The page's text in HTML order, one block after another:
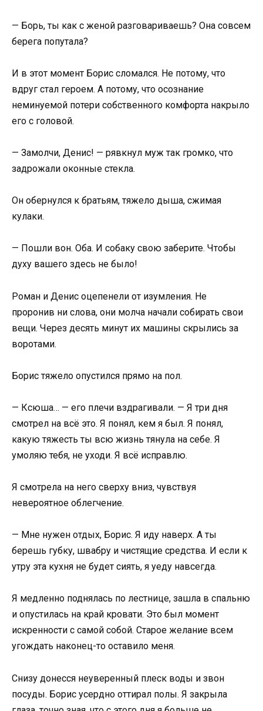
— Борь, ты как с женой разговариваешь? Она совсем
берега попутала?
И в этот момент Борис сломался. Не потому, что
вдруг стал героем. А потому, что осознание
неминуемой потери собственного комфорта накрыло
его с головой.
— Замолчи, Денис! — рявкнул муж так громко, что
задрожали оконные стекла.
Он обернулся к братьям, тяжело дыша, сжимая
кулаки.
— Пошли вон. Оба. И собаку свою заберите. Чтобы
духу вашего здесь не было!
Роман и Денис оцепенели от изумления. Не
проронив ни слова, они молча начали собирать свои
вещи. Через десять минут их машины скрылись за
воротами.
Борис тяжело опустился прямо на пол.
— Ксюша… — его плечи вздрагивали. — Я три дня
смотрел на всё это. Я понял, кем я был. Я понял,
какую тяжесть ты всю жизнь тянула на себе. Я
умоляю тебя, не уходи. Я всё исправлю.
Я смотрела на него сверху вниз, чувствуя
невероятное облегчение.
— Мне нужен отдых, Борис. Я иду наверх. А ты
берешь губку, швабру и чистящие средства. И если к
утру эта кухня не будет сиять, я уеду навсегда.
Я медленно поднялась по лестнице, зашла в спальню
и опустилась на край кровати. Это был момент
искренности с самой собой. Старое желание всем
угождать наконец-то оставило меня.
Снизу донесся неуверенный плеск воды и звон
посуды. Борис усердно оттирал полы. Я закрыла